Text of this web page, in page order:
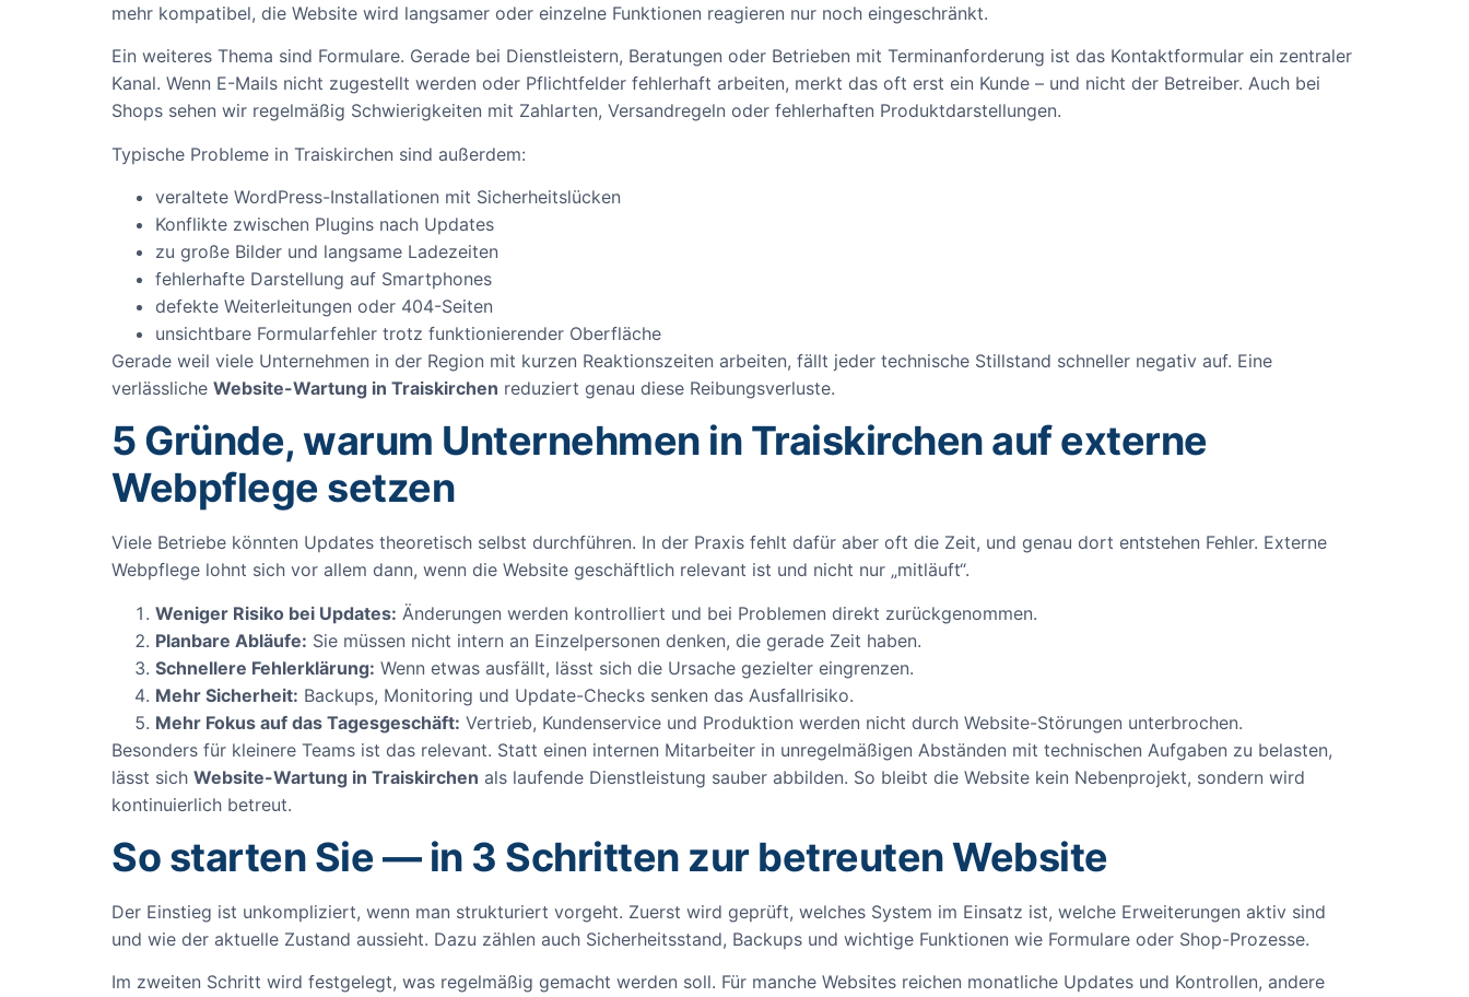
mehr kompatibel, die Website wird langsamer oder einzelne Funktionen reagieren nur noch eingeschränkt.
Ein weiteres Thema sind Formulare. Gerade bei Dienstleistern, Beratungen oder Betrieben mit Terminanforderung ist das Kontaktformular ein zentraler
Kanal. Wenn E-Mails nicht zugestellt werden oder Pflichtfelder fehlerhaft arbeiten, merkt das oft erst ein Kunde – und nicht der Betreiber. Auch bei
Shops sehen wir regelmäßig Schwierigkeiten mit Zahlarten, Versandregeln oder fehlerhaften Produktdarstellungen.
Typische Probleme in Traiskirchen sind außerdem:
veraltete WordPress-Installationen mit Sicherheitslücken
Konflikte zwischen Plugins nach Updates
zu große Bilder und langsame Ladezeiten
fehlerhafte Darstellung auf Smartphones
defekte Weiterleitungen oder 404-Seiten
unsichtbare Formularfehler trotz funktionierender Oberfläche
Gerade weil viele Unternehmen in der Region mit kurzen Reaktionszeiten arbeiten, fällt jeder technische Stillstand schneller negativ auf. Eine
verlässliche Website-Wartung in Traiskirchen reduziert genau diese Reibungsverluste.
5 Gründe, warum Unternehmen in Traiskirchen auf externe
Webpflege setzen
Viele Betriebe könnten Updates theoretisch selbst durchführen. In der Praxis fehlt dafür aber oft die Zeit, und genau dort entstehen Fehler. Externe
Webpflege lohnt sich vor allem dann, wenn die Website geschäftlich relevant ist und nicht nur „mitläuft“.
Weniger Risiko bei Updates: Änderungen werden kontrolliert und bei Problemen direkt zurückgenommen.
Planbare Abläufe: Sie müssen nicht intern an Einzelpersonen denken, die gerade Zeit haben.
Schnellere Fehlerklärung: Wenn etwas ausfällt, lässt sich die Ursache gezielter eingrenzen.
Mehr Sicherheit: Backups, Monitoring und Update-Checks senken das Ausfallrisiko.
Mehr Fokus auf das Tagesgeschäft: Vertrieb, Kundenservice und Produktion werden nicht durch Website-Störungen unterbrochen.
Besonders für kleinere Teams ist das relevant. Statt einen internen Mitarbeiter in unregelmäßigen Abständen mit technischen Aufgaben zu belasten,
lässt sich Website-Wartung in Traiskirchen als laufende Dienstleistung sauber abbilden. So bleibt die Website kein Nebenprojekt, sondern wird
kontinuierlich betreut.
So starten Sie — in 3 Schritten zur betreuten Website
Der Einstieg ist unkompliziert, wenn man strukturiert vorgeht. Zuerst wird geprüft, welches System im Einsatz ist, welche Erweiterungen aktiv sind
und wie der aktuelle Zustand aussieht. Dazu zählen auch Sicherheitsstand, Backups und wichtige Funktionen wie Formulare oder Shop-Prozesse.
Im zweiten Schritt wird festgelegt, was regelmäßig gemacht werden soll. Für manche Websites reichen monatliche Updates und Kontrollen, andere